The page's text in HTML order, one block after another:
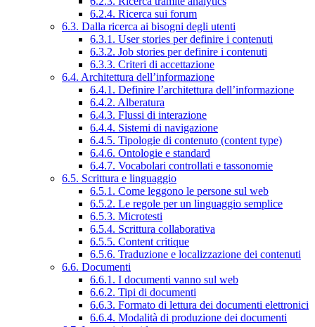
6.2.4. Ricerca sui forum
6.3. Dalla ricerca ai bisogni degli utenti
6.3.1. User stories per definire i contenuti
6.3.2. Job stories per definire i contenuti
6.3.3. Criteri di accettazione
6.4. Architettura dell’informazione
6.4.1. Definire l’architettura dell’informazione
6.4.2. Alberatura
6.4.3. Flussi di interazione
6.4.4. Sistemi di navigazione
6.4.5. Tipologie di contenuto (content type)
6.4.6. Ontologie e standard
6.4.7. Vocabolari controllati e tassonomie
6.5. Scrittura e linguaggio
6.5.1. Come leggono le persone sul web
6.5.2. Le regole per un linguaggio semplice
6.5.3. Microtesti
6.5.4. Scrittura collaborativa
6.5.5. Content critique
6.5.6. Traduzione e localizzazione dei contenuti
6.6. Documenti
6.6.1. I documenti vanno sul web
6.6.2. Tipi di documenti
6.6.3. Formato di lettura dei documenti elettronici
6.6.4. Modalità di produzione dei documenti